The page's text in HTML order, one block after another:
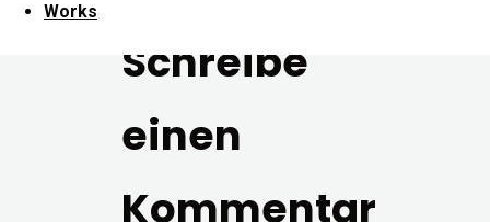
Works
Schreibe
einen
Kommentar